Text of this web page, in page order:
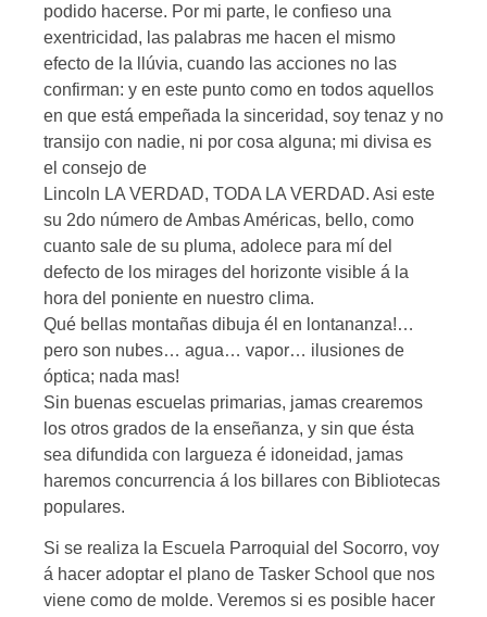
podido hacerse. Por mi parte, le confieso una
exentricidad, las palabras me hacen el mismo
efecto de la llúvia, cuando las acciones no las
confirman: y en este punto como en todos aquellos
en que está empeñada la sinceridad, soy tenaz y no
transijo con nadie, ni por cosa alguna; mi divisa es
el consejo de
Lincoln LA VERDAD, TODA LA VERDAD. Asi este
su 2do número de Ambas Américas, bello, como
cuanto sale de su pluma, adolece para mí del
defecto de los mirages del horizonte visible á la
hora del poniente en nuestro clima.
Qué bellas montañas dibuja él en lontananza!…
pero son nubes… agua… vapor… ilusiones de
óptica; nada mas!
Sin buenas escuelas primarias, jamas crearemos
los otros grados de la enseñanza, y sin que ésta
sea difundida con largueza é idoneidad, jamas
haremos concurrencia á los billares con Bibliotecas
populares.
Si se realiza la Escuela Parroquial del Socorro, voy
á hacer adoptar el plano de Tasker School que nos
viene como de molde. Veremos si es posible hacer